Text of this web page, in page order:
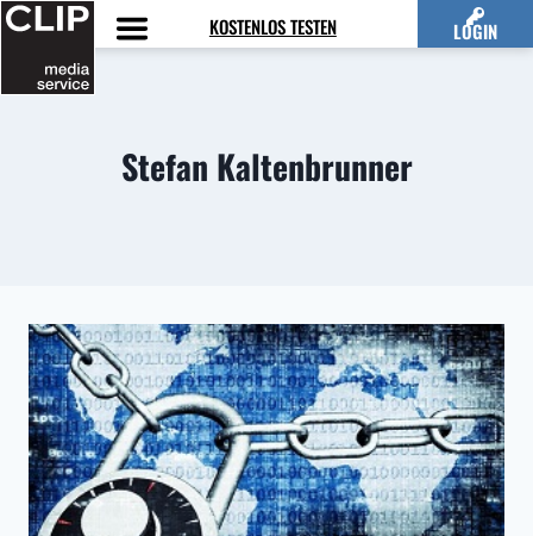
Zum
Inhalt
springen
KOSTENLOS TESTEN LOGIN
Stefan Kaltenbrunner